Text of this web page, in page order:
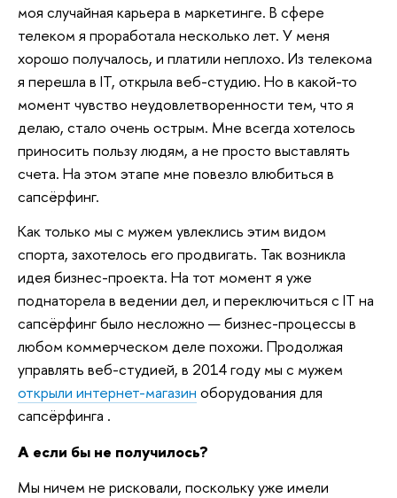
моя случайная карьера в маркетинге. В сфере
телеком я проработала несколько лет. У меня
хорошо получалось, и платили неплохо. Из телекома
я перешла в IT, открыла веб-студию. Но в какой-то
момент чувство неудовлетворенности тем, что я
делаю, стало очень острым. Мне всегда хотелось
приносить пользу людям, а не просто выставлять
счета. На этом этапе мне повезло влюбиться в
сапсёрфинг.
Как только мы с мужем увлеклись этим видом
спорта, захотелось его продвигать. Так возникла
идея бизнес-проекта. На тот момент я уже
поднаторела в ведении дел, и переключиться с IT на
сапсёрфинг было несложно — бизнес-процессы в
любом коммерческом деле похожи. Продолжая
управлять веб-студией, в 2014 году мы с мужем
открыли интернет-магазин оборудования для
сапсёрфинга .
А если бы не получилось?
Мы ничем не рисковали, поскольку уже имели